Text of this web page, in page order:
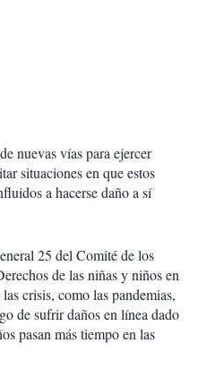
nuevas vías para ejercer
situaciones en que estos
a hacerse daño a sí
25 del Comité de los
de las niñas y niños en
crisis, como las pandemias,
de sufrir daños en línea dado
pasan más tiempo en las